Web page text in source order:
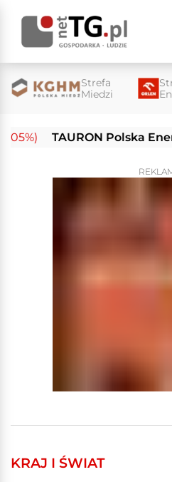
Strefa
Miedzi
TAURON Polska
KRAJ I ŚWIAT